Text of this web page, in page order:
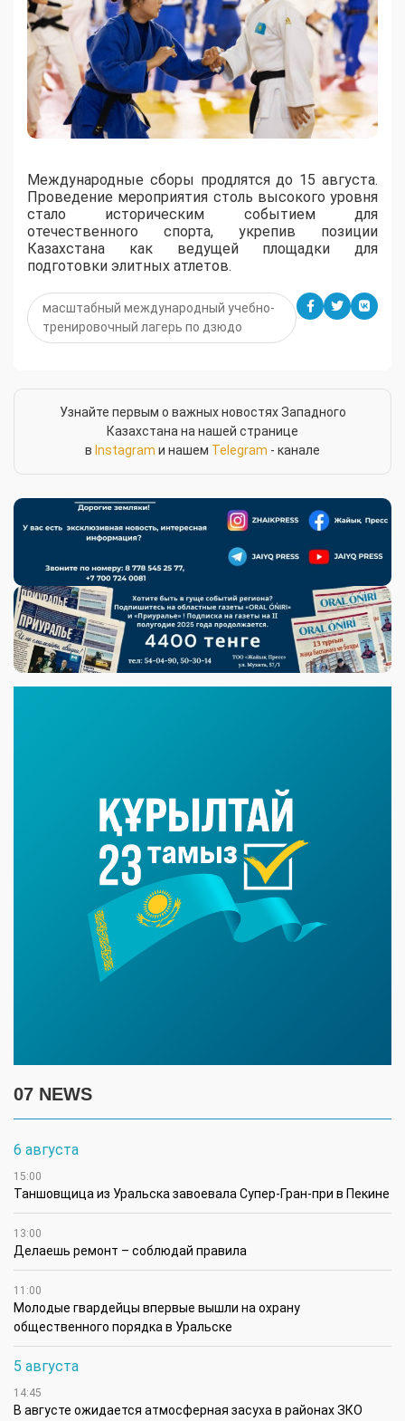
Международные сборы продлятся до 15 августа.
Проведение мероприятия столь высокого уровня
стало историческим событием для
отечественного спорта, укрепив позиции
Казахстана как ведущей площадки для
подготовки элитных атлетов.
масштабный международный учебно-
тренировочный лагерь по дзюдо
Узнайте первым о важных новостях Западного
Казахстана на нашей странице
в Instagram и нашем Telegram - канале
07 NEWS
6 августа
15:00
Таншовщица из Уральска завоевала Супер-Гран-при в Пекине
13:00
Делаешь ремонт – соблюдай правила
11:00
Молодые гвардейцы впервые вышли на охрану
общественного порядка в Уральске
5 августа
14:45
В августе ожидается атмосферная засуха в районах ЗКО